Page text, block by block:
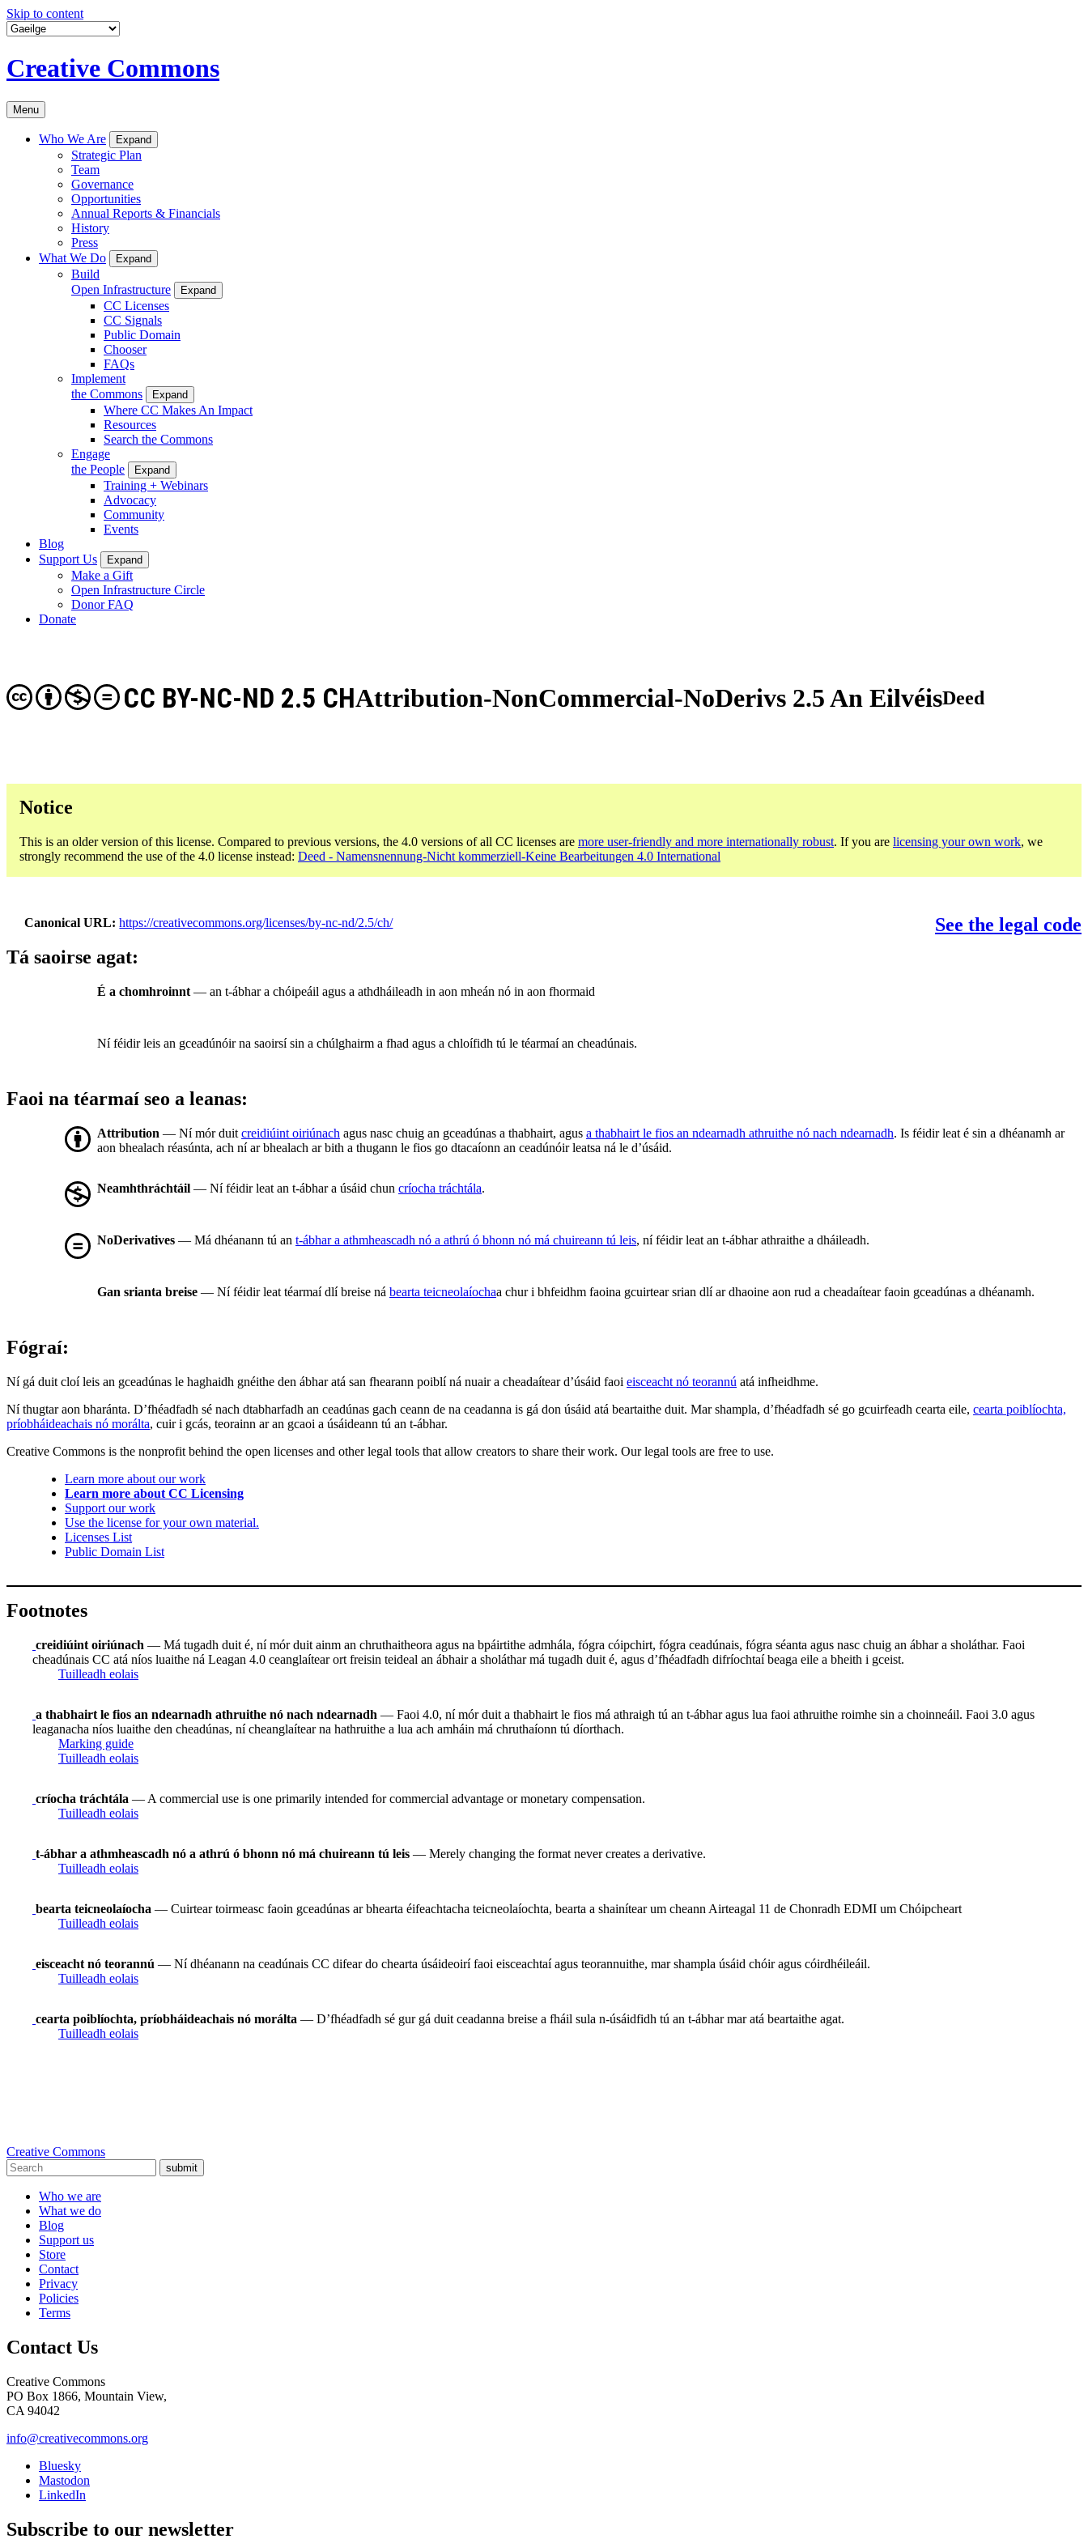
Skip to content
Creative Commons
Menu
Who We Are Expand
Strategic Plan
Team
Governance
Opportunities
Annual Reports & Financials
History
Press
What We Do
Expand
Build
Open Infrastructure
Expand
CC Licenses
CC Signals
Public Domain
Chooser
FAQs
Implement
the Commons
Expand
Where CC Makes An Impact
Resources
Search the Commons
Engage
the People
Expand
Training + Webinars
Advocacy
Community
Events
Blog
Support Us
Expand
Make a Gift
Open Infrastructure Circle
Donor FAQ
Donate
Attribution-NonCommercial-NoDerivs 2.5 An Eilvéis
CC BY-NC-ND 2.5 CH Deed
Notice
This is an older version of this license. Compared to previous versions, the 4.0 versions of all CC licenses are more user-friendly and more internationally robust. If you are licensing your own work, we
strongly recommend the use of the 4.0 license instead: Deed - Namensnennung-Nicht kommerziell-Keine Bearbeitungen 4.0 International
Canonical URL https://creativecommons.org/licenses/by-nc-nd/2.5/ch/
See the legal code
Tá saoirse agat:
É a chomhroinnt — an t-ábhar a chóipeáil agus a athdháileadh in aon mheán nó in aon fhormaid
Ní féidir leis an gceadúnóir na saoirsí sin a chúlghairm a fhad agus a chloífidh tú le téarmaí an cheadúnais.
Faoi na téarmaí seo a leanas:
Attribution — Ní mór duit creidiúint oiriúnach agus nasc chuig an gceadúnas a thabhairt, agus a thabhairt le fios an ndearnadh athruithe nó nach ndearnadh. Is féidir leat é sin a dhéanamh ar
aon bhealach réasúnta, ach ní ar bhealach ar bith a thugann le fios go dtacaíonn an ceadúnóir leatsa ná le d’úsáid.
Neamhthráchtáil — Ní féidir leat an t-ábhar a úsáid chun críocha tráchtála.
NoDerivatives — Má dhéanann tú an t-ábhar a athmheascadh nó a athrú ó bhonn nó má chuireann tú leis, ní féidir leat an t-ábhar athraithe a dháileadh.
Gan srianta breise — Ní féidir leat téarmaí dlí breise ná bearta teicneolaíochaa chur i bhfeidhm faoina gcuirtear srian dlí ar dhaoine aon rud a cheadaítear faoin gceadúnas a dhéanamh.
Fógraí:
Ní gá duit cloí leis an gceadúnas le haghaidh gnéithe den ábhar atá san fhearann poiblí ná nuair a cheadaítear d’úsáid faoi eisceacht nó teorannú atá infheidhme.
Ní thugtar aon bharánta. D’fhéadfadh sé nach dtabharfadh an ceadúnas gach ceann de na ceadanna is gá don úsáid atá beartaithe duit. Mar shampla, d’fhéadfadh sé go gcuirfeadh cearta eile, cearta poiblíochta,
príobháideachais nó morálta, cuir i gcás, teorainn ar an gcaoi a úsáideann tú an t-ábhar.
Creative Commons is the nonprofit behind the open licenses and other legal tools that allow creators to share their work. Our legal tools are free to use.
Learn more about our work
Learn more about CC Licensing
Support our work
Use the license for your own material.
Licenses List
Public Domain List
Footnotes
creidiúint oiriúnach — Má tugadh duit é, ní mór duit ainm an chruthaitheora agus na bpáirtithe admhála, fógra cóipchirt, fógra ceadúnais, fógra séanta agus nasc chuig an ábhar a sholáthar. Faoi
cheadúnais CC atá níos luaithe ná Leagan 4.0 ceanglaítear ort freisin teideal an ábhair a sholáthar má tugadh duit é, agus d’fhéadfadh difríochtaí beaga eile a bheith i gceist.
Tuilleadh eolais
a thabhairt le fios an ndearnadh athruithe nó nach ndearnadh — Faoi 4.0, ní mór duit a thabhairt le fios má athraigh tú an t-ábhar agus lua faoi athruithe roimhe sin a choinneáil. Faoi 3.0 agus
leaganacha níos luaithe den cheadúnas, ní cheanglaítear na hathruithe a lua ach amháin má chruthaíonn tú díorthach.
Marking guide
Tuilleadh eolais
críocha tráchtála — A commercial use is one primarily intended for commercial advantage or monetary compensation.
Tuilleadh eolais
t-ábhar a athmheascadh nó a athrú ó bhonn nó má chuireann tú leis — Merely changing the format never creates a derivative.
Tuilleadh eolais
bearta teicneolaíocha — Cuirtear toirmeasc faoin gceadúnas ar bhearta éifeachtacha teicneolaíochta, bearta a shainítear um cheann Airteagal 11 de Chonradh EDMI um Chóipcheart
Tuilleadh eolais
eisceacht nó teorannú — Ní dhéanann na ceadúnais CC difear do chearta úsáideoirí faoi eisceachtaí agus teorannuithe, mar shampla úsáid chóir agus cóirdhéileáil.
Tuilleadh eolais
cearta poiblíochta, príobháideachais nó morálta — D’fhéadfadh sé gur gá duit ceadanna breise a fháil sula n-úsáidfidh tú an t-ábhar mar atá beartaithe agat.
Tuilleadh eolais
Creative Commons
submit
Who we are
What we do
Blog
Support us
Store
Contact
Privacy
Policies
Terms
Contact Us
Creative Commons
PO Box 1866, Mountain View,
CA 94042
info@creativecommons.org
Bluesky
Mastodon
LinkedIn
Subscribe to our newsletter